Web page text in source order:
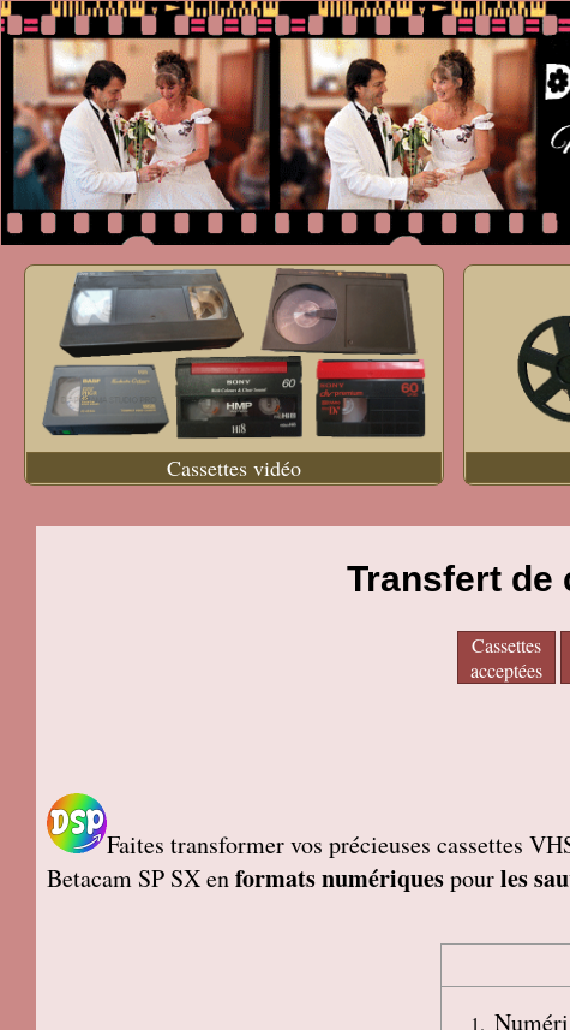
Cassettes vidéo
Transfert de
Cassettes
acceptées
Faites transformer vos précieuses cassettes
Betacam SP SX enformats numériquespourles